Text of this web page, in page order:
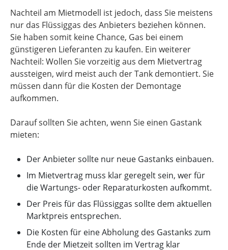
Nachteil am Mietmodell ist jedoch, dass Sie meistens
nur das Flüssiggas des Anbieters beziehen können.
Sie haben somit keine Chance, Gas bei einem
günstigeren Lieferanten zu kaufen. Ein weiterer
Nachteil: Wollen Sie vorzeitig aus dem Mietvertrag
aussteigen, wird meist auch der Tank demontiert. Sie
müssen dann für die Kosten der Demontage
aufkommen.
Darauf sollten Sie achten, wenn Sie einen Gastank
mieten:
Der Anbieter sollte nur neue Gastanks einbauen.
Im Mietvertrag muss klar geregelt sein, wer für
die Wartungs- oder Reparaturkosten aufkommt.
Der Preis für das Flüssiggas sollte dem aktuellen
Marktpreis entsprechen.
Die Kosten für eine Abholung des Gastanks zum
Ende der Mietzeit sollten im Vertrag klar